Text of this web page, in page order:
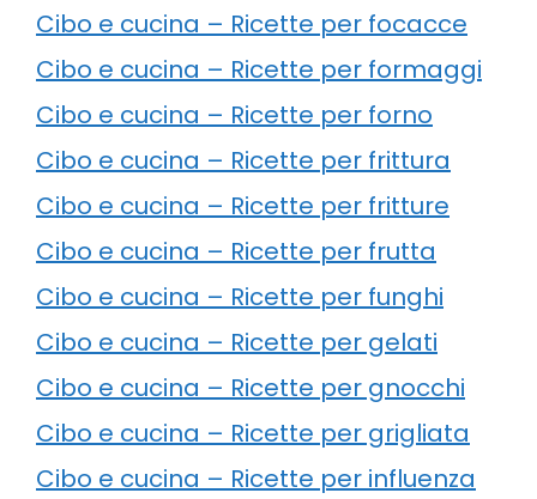
Cibo e cucina – Ricette per focacce
Cibo e cucina – Ricette per formaggi
Cibo e cucina – Ricette per forno
Cibo e cucina – Ricette per frittura
Cibo e cucina – Ricette per fritture
Cibo e cucina – Ricette per frutta
Cibo e cucina – Ricette per funghi
Cibo e cucina – Ricette per gelati
Cibo e cucina – Ricette per gnocchi
Cibo e cucina – Ricette per grigliata
Cibo e cucina – Ricette per influenza